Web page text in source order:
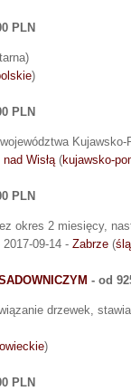
PLN
)
PLN
Kujawsko-
Wisłą(kujawsko-
PLN
okres 2 miesięcy,
2017-09-14 - Zabrze (
- od
drzewek,
)
PLN